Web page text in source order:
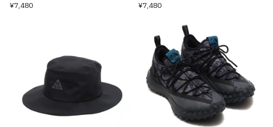
¥7,480 ¥7,480